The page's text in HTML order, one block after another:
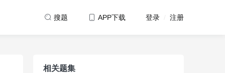
搜题 APP下载 登录 注册
相关题集